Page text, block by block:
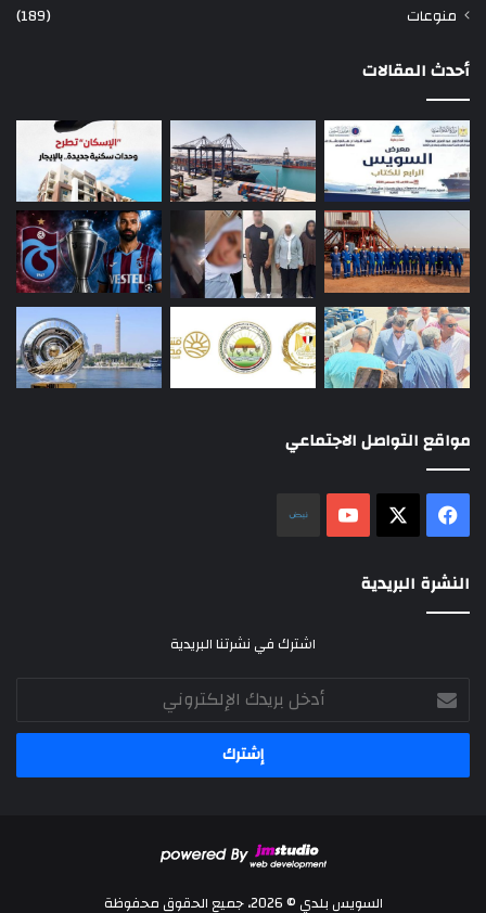
منوعات
(189)
أحدث المقالات
مواقع التواصل الاجتماعي
فيسبوك ‫YouTube
النشرة البريدية
اشترك في نشرتنا البريدية
أدخل
بريدك
الإلكتروني
السويس بلدي © 2026، جميع الحقوق محفوظة